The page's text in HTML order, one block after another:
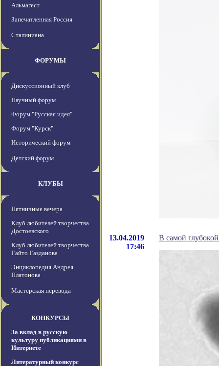
Альмагест
Запечатленная Россия
Сталиниана
ФОРУМЫ
Дискуссионный клуб
Научный форум
Форум "Русская идея"
Форум "Курск"
Исторический форум
Детский форум
КЛУБЫ
Пятничные вечера
Клуб любителей творчества
Достоевского
Клуб любителей творчества
Гайто Газданова
Энциклопедия Андрея
Платонова
Мастерская перевода
КОНКУРСЫ
За вклад в русскую
культуру публикациями в
Интернете
Литературный конкурс
13.04.2019
17:46
В самой